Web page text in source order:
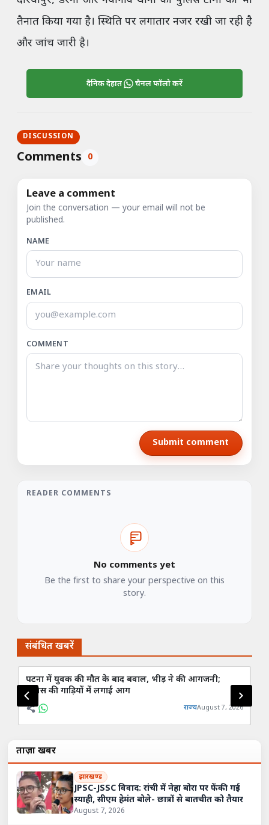
तैनात किया गया है। स्थिति पर लगातार नजर रखी जा रही है
और जांच जारी है।
दैनिक देहात चैनल फॉलो करें
DISCUSSION
Comments 0
Leave a comment
Join the conversation — your email will not be
published.
NAME
EMAIL
COMMENT
Submit comment
READER COMMENTS
No comments yet
Be the first to share your perspective on this
story.
संबंधित खबरें
पटना में युवक की मौत के बाद बवाल, भीड़ ने की आगजनी;
पुलिस की गाड़ियों में लगाई आग
राज्यAugust 7, 2026
ताज़ा खबरें
झारखण्ड
JPSC-JSSC विवाद: रांची में नेहा बोरा पर फेंकी गई
स्याही, सीएम हेमंत बोले- छात्रों से बातचीत को तैयार
August 7, 2026